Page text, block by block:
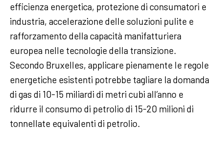
efficienza energetica, protezione di consumatori e
industria, accelerazione delle soluzioni pulite e
rafforzamento della capacità manifatturiera
europea nelle tecnologie della transizione.
Secondo Bruxelles, applicare pienamente le regole
energetiche esistenti potrebbe tagliare la domanda
di gas di 10-15 miliardi di metri cubi all’anno e
ridurre il consumo di petrolio di 15-20 milioni di
tonnellate equivalenti di petrolio.